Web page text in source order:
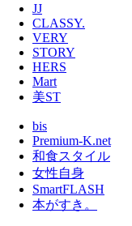
JJ
CLASSY.
VERY
STORY
HERS
Mart
美ST
bis
Premium-K.net
和食スタイル
女性自身
SmartFLASH
本がすき。